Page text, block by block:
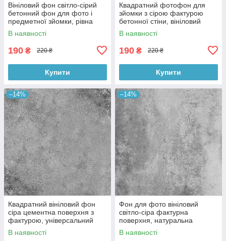
Вініловий фон світло-сірий
бетонний фон для фото і
предметної зйомки, рівна
текстура, 60x60 см, №550674
В наявності
190 ₴ 220 ₴
Купити
Квадратний фотофон для
зйомки з сірою фактурою
бетонної стіни, вініловий
60x60 см , №550152
В наявності
190 ₴ 220 ₴
Купити
–14%
Квадратний вініловий фон
сіра цементна поверхня з
фактурою, універсальний
фотофон для зйомки 60x60
см, №550659
В наявності
–14%
Фон для фото вініловий
світло-сіра фактурна
поверхня, натуральна
бетонна текстура, 60x60 см,
№550413
В наявності